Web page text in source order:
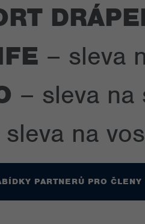
– sleva
– sleva
sleva na
PARTNERŮ PRO